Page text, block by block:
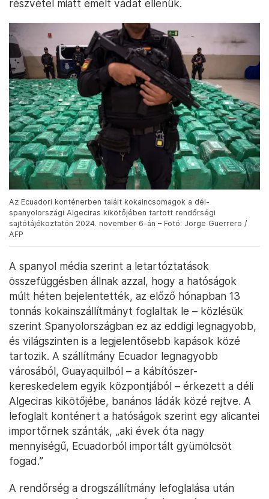
részvétel miatt emelt vádat ellenük.
Az Ecuadori konténerben talált kokaincsomagok a dél-
spanyolországi Algeciras kikötőjében tartott rendőrségi
sajtótájékoztatón 2024. november 6-án – Fotó: Jorge Guerrero /
AFP
A spanyol média szerint a letartóztatások
összefüggésben állnak azzal, hogy a hatóságok
múlt héten bejelentették, az előző hónapban 13
tonnás kokainszállítmányt foglaltak le – közlésük
szerint Spanyolországban ez az eddigi legnagyobb,
és világszinten is a legjelentősebb kapások közé
tartozik. A szállítmány Ecuador legnagyobb
városából, Guayaquilból – a kábítószer-
kereskedelem egyik központjából – érkezett a déli
Algeciras kikötőjébe, banános ládák közé rejtve. A
lefoglalt konténert a hatóságok szerint egy alicantei
importőrnek szánták, „aki évek óta nagy
mennyiségű, Ecuadorból importált gyümölcsöt
fogad.”
A rendőrség a drogszállítmány lefoglalása után